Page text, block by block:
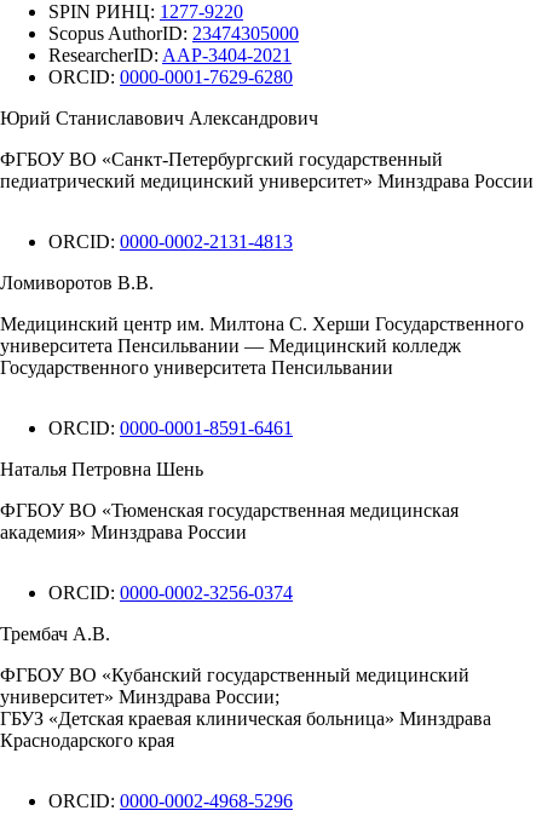
SPIN РИНЦ: 1277-9220
Scopus AuthorID: 23474305000
ResearcherID: AAP-3404-2021
ORCID: 0000-0001-7629-6280
Юрий Станиславович Александрович
ФГБОУ ВО «Санкт-Петербургский государственный
педиатрический медицинский университет» Минздрава России
ORCID: 0000-0002-2131-4813
Ломиворотов В.В.
Медицинский центр им. Милтона С. Херши Государственного
университета Пенсильвании — Медицинский колледж
Государственного университета Пенсильвании
ORCID: 0000-0001-8591-6461
Наталья Петровна Шень
ФГБОУ ВО «Тюменская государственная медицинская
академия» Минздрава России
ORCID: 0000-0002-3256-0374
Трембач А.В.
ФГБОУ ВО «Кубанский государственный медицинский
университет» Минздрава России;
ГБУЗ «Детская краевая клиническая больница» Минздрава
Краснодарского края
ORCID: 0000-0002-4968-5296